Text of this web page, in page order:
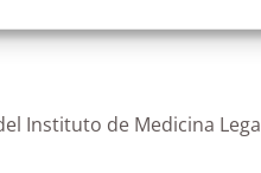
del Instituto de